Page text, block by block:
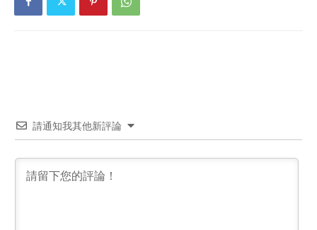
請通知我其他新評論